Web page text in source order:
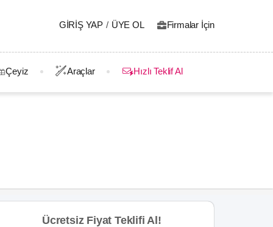
GIRIŞ YAP / ÜYE OL Firmalar İçin
Çeyiz Araçlar Hızlı Teklif Al
Ücretsiz Fiyat Teklifi Al!